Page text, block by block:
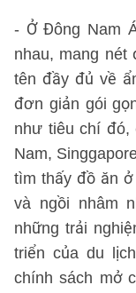
- Ở Đông Nam
nhau, mang nét
tên đầy đủ về
đơn giản gói
như tiêu chí đó,
Nam,
tìm thấy đồ ăn
và ngồi nhâm
những trải
triển của du
chính sách mở